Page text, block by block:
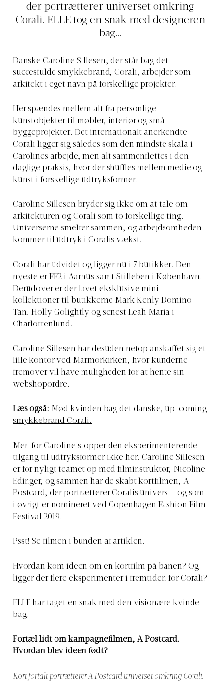
der portrætterer universet omkring
Corali. ELLE tog en snak med designeren
bag…
Danske Caroline Sillesen, der står bag det
succesfulde smykkebrand, Corali, arbejder som
arkitekt i eget navn på forskellige projekter.
Her spændes mellem alt fra personlige
kunstobjekter til møbler, interiør og små
byggeprojekter. Det internationalt anerkendte
Corali ligger sig således som den mindste skala i
Carolines arbejde, men alt sammenflettes i den
daglige praksis, hvor der shuffles mellem medie og
kunst i forskellige udtryksformer.
Caroline Sillesen bryder sig ikke om at tale om
arkitekturen og Corali som to forskellige ting.
Universerne smelter sammen, og arbejdsomheden
kommer til udtryk i Coralis vækst.
Corali har udvidet og ligger nu i 7 butikker. Den
nyeste er FF2 i Aarhus samt Stilleben i København.
Derudover er der lavet eksklusive mini-
kollektioner til butikkerne Mark Kenly Domino
Tan, Holly Golightly og senest Leah Maria i
Charlottenlund.
Caroline Sillesen har desuden netop anskaffet sig et
lille kontor ved Marmorkirken, hvor kunderne
fremover vil have muligheden for at hente sin
webshopordre.
Læs også: Mød kvinden bag det danske, up-coming
smykkebrand Corali.
Men for Caroline stopper den eksperimenterende
tilgang til udtryksformer ikke her. Caroline Sillesen
er for nyligt teamet op med filminstruktør, Nicoline
Edinger, og sammen har de skabt kortfilmen, A
Postcard, der portrætterer Coralis univers – og som
i øvrigt er nomineret ved Copenhagen Fashion Film
Festival 2019.
Psst! Se filmen i bunden af artiklen.
Hvordan kom ideen om en kortfilm på banen? Og
ligger der flere eksperimenter i fremtiden for Corali?
ELLE har taget en snak med den visionære kvinde
bag.
Fortæl lidt om kampagnefilmen, A Postcard.
Hvordan blev ideen født?
Kort fortalt portrætterer A Postcard universet omkring Corali.